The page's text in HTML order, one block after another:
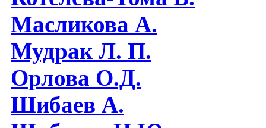
Масликова А.
Мудрак Л. П.
Орлова О.Д.
Шибаев А.